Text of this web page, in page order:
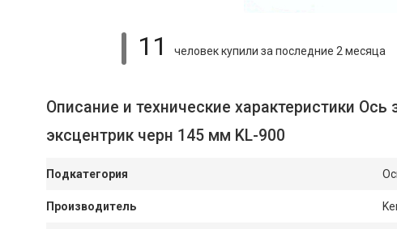
11 человек купили за последние 2 месяца
Описание и технические характеристики
эксцентрик черн 145 мм KL-900
Подкатегория
Производитель